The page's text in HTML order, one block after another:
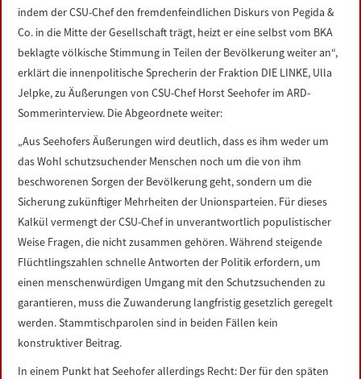
LINKS
DATENSCHUTZERKLÄRUNG
IMPRESSUM
indem der CSU-Chef den fremdenfeindlichen Diskurs von Pegida &
Co. in die Mitte der Gesellschaft trägt, heizt er eine selbst vom BKA
beklagte völkische Stimmung in Teilen der Bevölkerung weiter an“,
erklärt die innenpolitische Sprecherin der Fraktion DIE LINKE, Ulla
Jelpke, zu Äußerungen von CSU-Chef Horst Seehofer im ARD-
Sommerinterview. Die Abgeordnete weiter:
„Aus Seehofers Äußerungen wird deutlich, dass es ihm weder um
das Wohl schutzsuchender Menschen noch um die von ihm
beschworenen Sorgen der Bevölkerung geht, sondern um die
Sicherung zukünftiger Mehrheiten der Unionsparteien. Für dieses
Kalkül vermengt der CSU-Chef in unverantwortlich populistischer
Weise Fragen, die nicht zusammen gehören. Während steigende
Flüchtlingszahlen schnelle Antworten der Politik erfordern, um
einen menschenwürdigen Umgang mit den Schutzsuchenden zu
garantieren, muss die Zuwanderung langfristig gesetzlich geregelt
werden. Stammtischparolen sind in beiden Fällen kein
konstruktiver Beitrag.
In einem Punkt hat Seehofer allerdings Recht: Der für den späten